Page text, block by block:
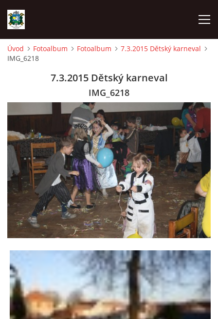
ÚVOD
LÁVKA
FICHTLCUP
PŘIHLAŠOVACÍ FORMULÁŘ NA FICHTLCUP 2026
LISTINA PŘIHLÁŠENÝCH ZÁVODNÍKŮ FICHTLCUP 2026
VÝSLEDKY 19. ROČNÍKU LICOMĚLICKÉHO FICHTLCUPU
SCHŮZE
BRIGÁDY
Úvod Fotoalbum Fotoalbum
7.3.2015 Dětský karneval
IMG_6218
7.3.2015 Dětský karneval
IMG_6218